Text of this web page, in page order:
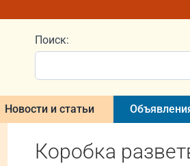
Поиск:
Новости и статьи
Коробка